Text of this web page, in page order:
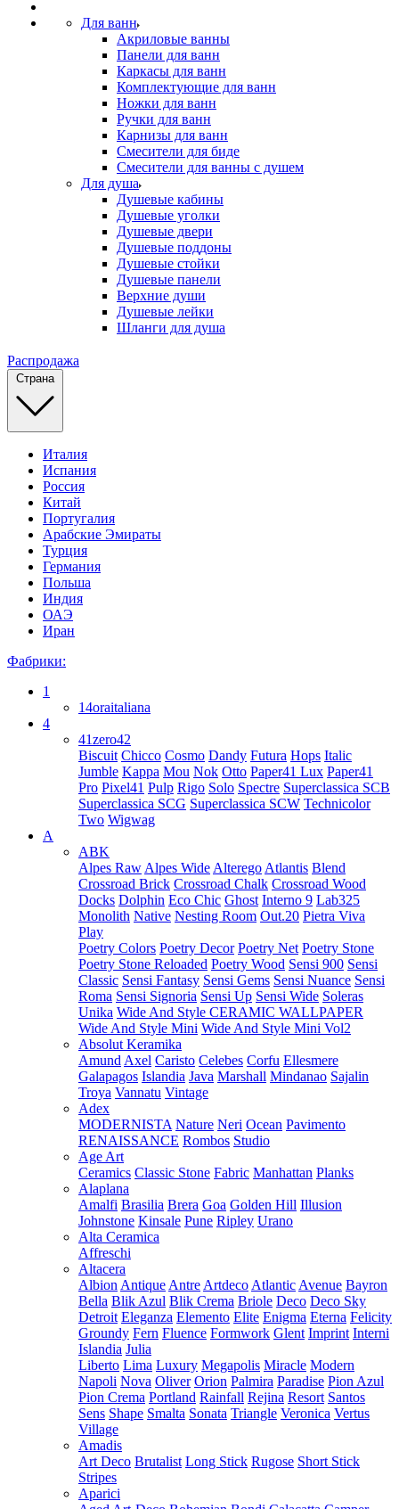
Для ванн
Акриловые ванны
Панели для ванн
Каркасы для ванн
Комплектующие для ванн
Ножки для ванн
Ручки для ванн
Карнизы для ванн
Смесители для биде
Смесители для ванны с душем
Для душа
Душевые кабины
Душевые уголки
Душевые двери
Душевые поддоны
Душевые стойки
Душевые панели
Верхние души
Душевые лейки
Шланги для душа
Распродажа
Страна
Италия
Испания
Россия
Китай
Португалия
Арабские Эмираты
Турция
Германия
Польша
Индия
ОАЭ
Иран
Фабрики:
1
14oraitaliana
4
41zero42
Biscuit Chicco Cosmo Dandy Futura Hops Italic
Jumble Kappa Mou Nok Otto Paper41 Lux Paper41
Pro Pixel41 Pulp Rigo Solo Spectre Superclassica SCB
Superclassica SCG Superclassica SCW Technicolor
Two Wigwag
A
ABK
Alpes Raw Alpes Wide Alterego Atlantis Blend
Crossroad Brick Crossroad Chalk Crossroad Wood
Docks Dolphin Eco Chic Ghost Interno 9 Lab325
Monolith Native Nesting Room Out.20 Pietra Viva
Play
Poetry Colors Poetry Decor Poetry Net Poetry Stone
Poetry Stone Reloaded Poetry Wood Sensi 900 Sensi
Classic Sensi Fantasy Sensi Gems Sensi Nuance Sensi
Roma Sensi Signoria Sensi Up Sensi Wide Soleras
Unika Wide And Style CERAMIC WALLPAPER
Wide And Style Mini Wide And Style Mini Vol2
Absolut Keramika
Amund Axel Caristo Celebes Corfu Ellesmere
Galapagos Islandia Java Marshall Mindanao Sajalin
Troya Vannatu Vintage
Adex
MODERNISTA Nature Neri Ocean Pavimento
RENAISSANCE Rombos Studio
Age Art
Ceramics Classic Stone Fabric Manhattan Planks
Alaplana
Amalfi Brasilia Brera Goa Golden Hill Illusion
Johnstone Kinsale Pune Ripley Urano
Alta Ceramica
Affreschi
Altacera
Albion Antique Antre Artdeco Atlantic Avenue Bayron
Bella Blik Azul Blik Crema Briole Deco Deco Sky
Detroit Eleganza Elemento Elite Enigma Eterna Felicity
Groundy Fern Fluence Formwork Glent Imprint Interni
Islandia Julia
Liberto Lima Luxury Megapolis Miracle Modern
Napoli Nova Oliver Orion Palmira Paradise Pion Azul
Pion Crema Portland Rainfall Rejina Resort Santos
Sens Shape Smalta Sonata Triangle Veronica Vertus
Village
Amadis
Art Deco Brutalist Long Stick Rugose Short Stick
Stripes
Aparici